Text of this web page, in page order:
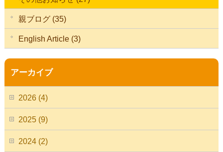
親ブログ (35)
English Article (3)
アーカイブ
2026 (4)
2025 (9)
2024 (2)